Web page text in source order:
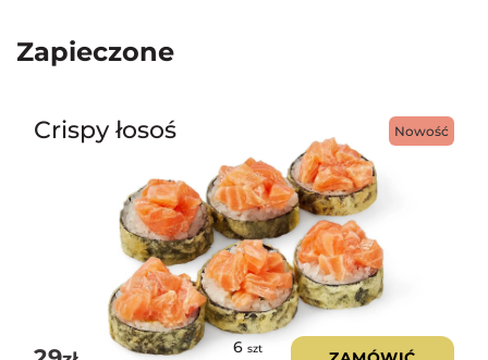
Zapieczone
Nowość
Crispy łosoś
6 szt